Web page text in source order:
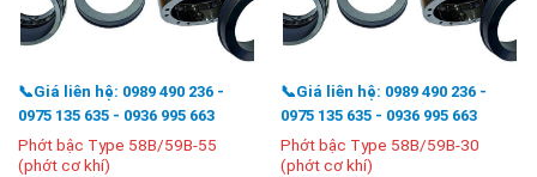
📞Giá liên hệ: 0989 490 236 -
0975 135 635 - 0936 995 663
Phớt bậc Type 58B/59B-55
(phớt cơ khí)
📞Giá liên hệ: 0989 490 236 -
0975 135 635 - 0936 995 663
Phớt bậc Type 58B/59B-30
(phớt cơ khí)